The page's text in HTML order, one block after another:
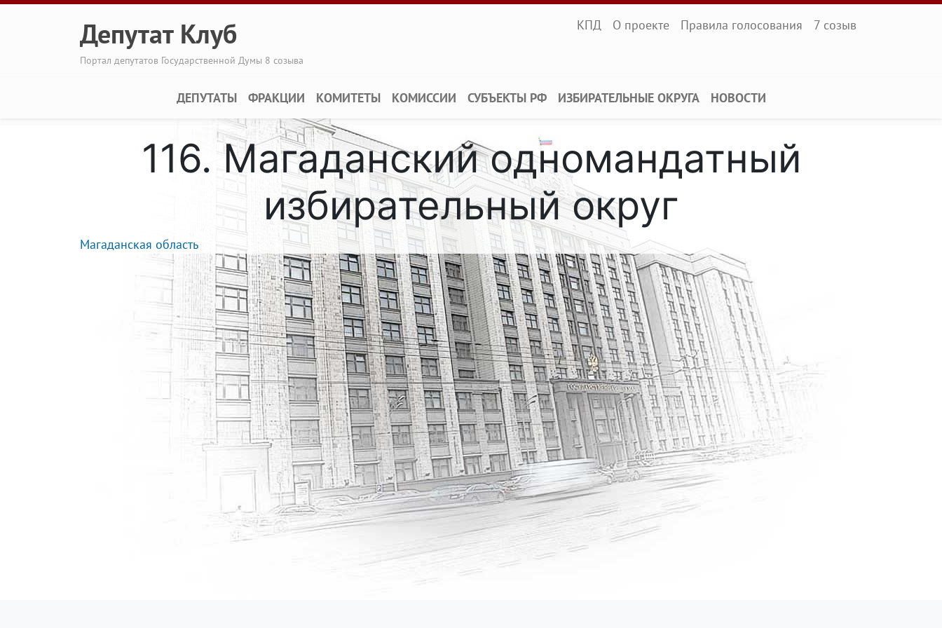
Перейти к основному содержанию
Депутат Клуб
Портал депутатов Государственной Думы 8 созыва
Infopanel
КПД О проекте Правила голосования 7 созыв
Main navigation
ДЕПУТАТЫ ФРАКЦИИ КОМИТЕТЫ КОМИССИИ СУБЪЕКТЫ РФ ИЗБИРАТЕЛЬНЫЕ ОКРУГА НОВОСТИ
116. Магаданский одномандатный
избирательный округ
Магаданская область